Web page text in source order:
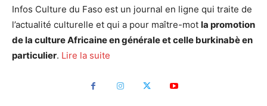
Infos Culture du Faso est un journal en ligne qui traite de
l’actualité culturelle et qui a pour maître-mot la promotion
de la culture Africaine en générale et celle burkinabè en
particulier. Lire la suite